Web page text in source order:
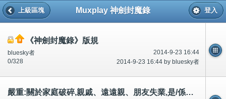
Muxplay 神劍封魔錄
上級區塊 登入
《神劍封魔錄》版規
2014-9-23 16:44
bluesky者
2014-9-23 16:44 by bluesky者
0/328
嚴重:關於家庭破碎,親戚、遠遠親、朋友失業,是/係我造成,對錯？200個標題